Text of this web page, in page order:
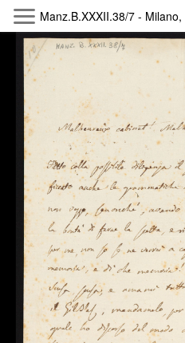
Manz.B.XXXII.38/7 - Milano,